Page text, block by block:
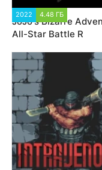
2022 4.48 ГБ
JoJo's Bizarre
All-Star Battle R